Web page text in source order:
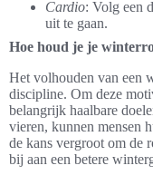
Cardio: Volg een
uit te gaan.
Hoe houd je je
Het volhouden van een
discipline. Om deze
belangrijk haalbare
vieren, kunnen mensen
de kans vergroot om de
bij aan een betere